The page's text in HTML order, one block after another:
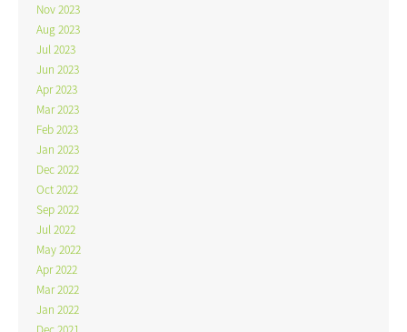
Nov 2023
Aug 2023
Jul 2023
Jun 2023
Apr 2023
Mar 2023
Feb 2023
Jan 2023
Dec 2022
Oct 2022
Sep 2022
Jul 2022
May 2022
Apr 2022
Mar 2022
Jan 2022